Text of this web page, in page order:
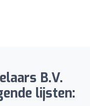
B.V.
lijsten: